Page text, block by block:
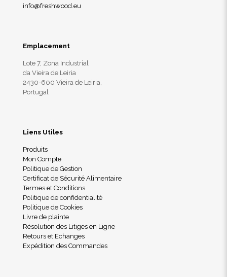
info@freshwood.eu
Emplacement
Lote 7, Zona Industrial
da Vieira de Leiria
2430-600 Vieira de Leiria,
Portugal
Liens Utiles
Produits
Mon Compte
Politique de Gestion
Certificat de Sécurité Alimentaire
Termes et Conditions
Politique de confidentialité
Politique de Cookies
Livre de plainte
Résolution des Litiges en Ligne
Retours et Echanges
Expédition des Commandes